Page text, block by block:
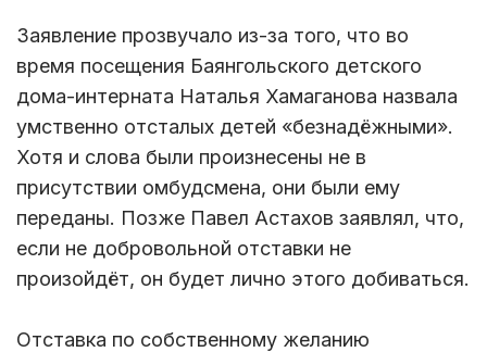
Заявление прозвучало из-за того, что во
время посещения Баянгольского детского
дома-интерната Наталья Хамаганова назвала
умственно отсталых детей «безнадёжными».
Хотя и слова были произнесены не в
присутствии омбудсмена, они были ему
переданы. Позже Павел Астахов заявлял, что,
если не добровольной отставки не
произойдёт, он будет лично этого добиваться.
Отставка по собственному желанию